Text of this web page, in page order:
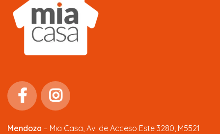
Mendoza – Mia Casa, Av. de Acceso Este 3280, M5521